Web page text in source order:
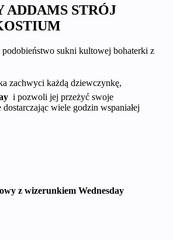
ADDAMS STRÓJ
sukni kultowej bohaterki z
zachwyci każdą dziewczynkę,
i pozwoli jej przeżyć swoje
wiele godzin wspaniałej
z wizerunkiem Wednesday